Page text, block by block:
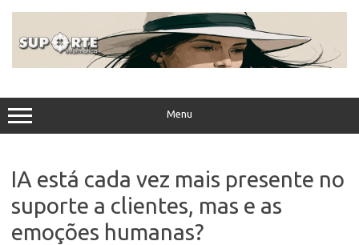
Menu
IA está cada vez mais presente no
suporte a clientes, mas e as
emoções humanas?